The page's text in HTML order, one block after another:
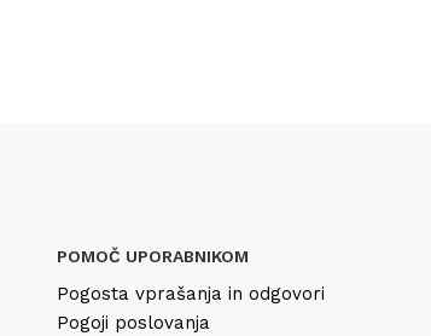
POMOČ UPORABNIKOM
Pogosta vprašanja in odgovori
Pogoji poslovanja